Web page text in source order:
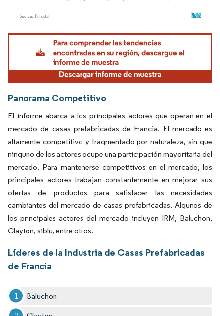
Imagen © Mordor Intelligence. El uso requiere atribución según CC BY 4.0.
Panorama Competitivo
El informe abarca a los principales actores que operan en el
mercado de casas prefabricadas de Francia. El mercado es
altamente competitivo y fragmentado por naturaleza, sin que
ninguno de los actores ocupe una participación mayoritaria del
mercado. Para mantenerse competitivos en el mercado, los
principales actores trabajan constantemente en mejorar sus
ofertas de productos para satisfacer las necesidades
cambiantes del mercado de casas prefabricadas. Algunos de
los principales actores del mercado incluyen IRM, Baluchon,
Clayton, siblu, entre otros.
Líderes de la Industria de Casas Prefabricadas
de Francia
Baluchon